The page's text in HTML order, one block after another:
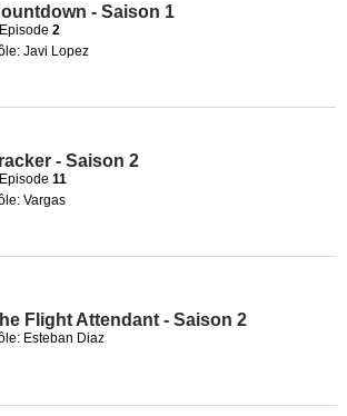
- Saison 1
2
Javi Lopez
- Saison 2
11
Vargas
Flight Attendant - Saison 2
Esteban Diaz